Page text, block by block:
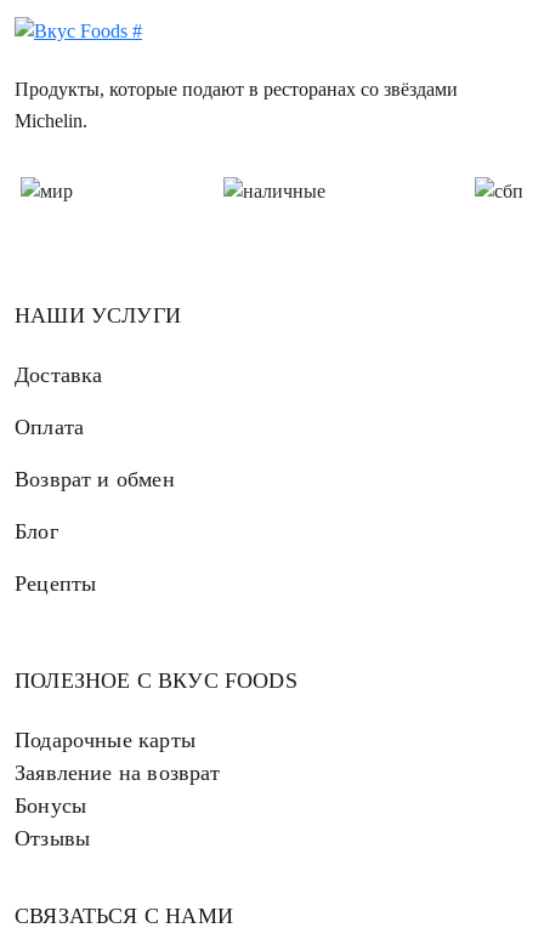
Продукты, которые подают в ресторанах со звёздами
Michelin.
НАШИ УСЛУГИ
Доставка
Оплата
Возврат и обмен
Блог
Рецепты
ПОЛЕЗНОЕ С ВКУС FOODS
Подарочные карты
Заявление на возврат
Бонусы
Отзывы
СВЯЗАТЬСЯ С НАМИ